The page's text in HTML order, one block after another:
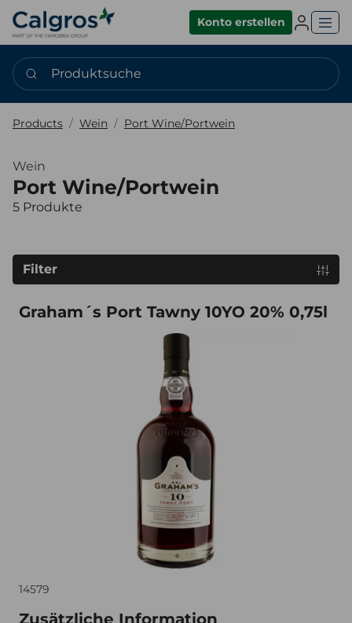
Konto erstellen
Produktsuche
Products Wein Port Wine/Portwein
Wein
Port Wine/Portwein
5 Produkte
Filter
Graham´s Port Tawny 10YO 20% 0,75l
Graham´s Port Tawny 10YO 20% 0,75l
14579